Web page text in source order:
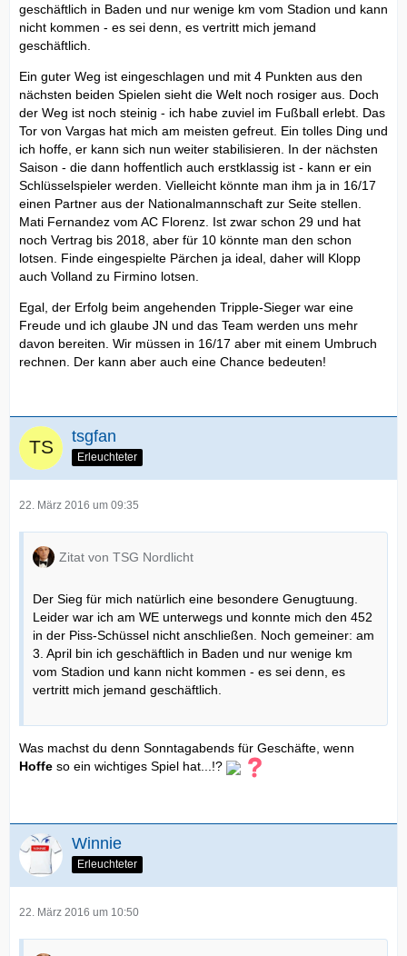
geschäftlich in Baden und nur wenige km vom Stadion und kann
nicht kommen - es sei denn, es vertritt mich jemand
geschäftlich.
Ein guter Weg ist eingeschlagen und mit 4 Punkten aus den
nächsten beiden Spielen sieht die Welt noch rosiger aus. Doch
der Weg ist noch steinig - ich habe zuviel im Fußball erlebt. Das
Tor von Vargas hat mich am meisten gefreut. Ein tolles Ding und
ich hoffe, er kann sich nun weiter stabilisieren. In der nächsten
Saison - die dann hoffentlich auch erstklassig ist - kann er ein
Schlüsselspieler werden. Vielleicht könnte man ihm ja in 16/17
einen Partner aus der Nationalmannschaft zur Seite stellen.
Mati Fernandez vom AC Florenz. Ist zwar schon 29 und hat
noch Vertrag bis 2018, aber für 10 könnte man den schon
lotsen. Finde eingespielte Pärchen ja ideal, daher will Klopp
auch Volland zu Firmino lotsen.
Egal, der Erfolg beim angehenden Tripple-Sieger war eine
Freude und ich glaube JN und das Team werden uns mehr
davon bereiten. Wir müssen in 16/17 aber mit einem Umbruch
rechnen. Der kann aber auch eine Chance bedeuten!
tsgfan
Erleuchteter
22. März 2016 um 09:35
Zitat von TSG Nordlicht
Der Sieg für mich natürlich eine besondere Genugtuung.
Leider war ich am WE unterwegs und konnte mich den 452
in der Piss-Schüssel nicht anschließen. Noch gemeiner: am
3. April bin ich geschäftlich in Baden und nur wenige km
vom Stadion und kann nicht kommen - es sei denn, es
vertritt mich jemand geschäftlich.
Was machst du denn Sonntagabends für Geschäfte, wenn
Hoffe so ein wichtiges Spiel hat...!?
Winnie
Erleuchteter
22. März 2016 um 10:50